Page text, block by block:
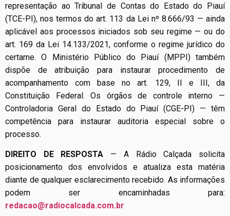
representação ao Tribunal de Contas do Estado do Piauí
(TCE-PI), nos termos do art. 113 da Lei nº 8.666/93 — ainda
aplicável aos processos iniciados sob seu regime — ou do
art. 169 da Lei 14.133/2021, conforme o regime jurídico do
certame. O Ministério Público do Piauí (MPPI) também
dispõe de atribuição para instaurar procedimento de
acompanhamento com base no art. 129, II e III, da
Constituição Federal. Os órgãos de controle interno —
Controladoria Geral do Estado do Piauí (CGE-PI) — têm
competência para instaurar auditoria especial sobre o
processo.
DIREITO DE RESPOSTA — A Rádio Calçada solicita
posicionamento dos envolvidos e atualiza esta matéria
diante de qualquer esclarecimento recebido. As informações
podem ser encaminhadas para:
redacao@radiocalcada.com.br